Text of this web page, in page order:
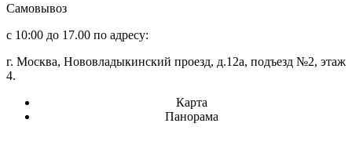
Самовывоз
с 10:00 до 17.00 по адресу:
г. Москва, Нововладыкинский проезд, д.12а, подъезд №2, этаж
4.
Карта
Панорама